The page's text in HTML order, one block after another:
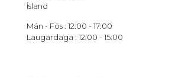
Ísland
Mán - Fös : 12:00 - 17:00
Laugardaga : 12:00 - 15:00